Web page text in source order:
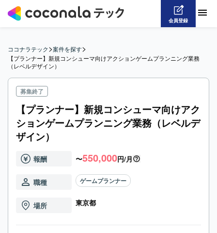
会員登録
ココナラテック>案件を探す>
【プランナー】新規コンシューマ向けアクションゲームプランニング業務
（レベルデザイン）
募集終了
【プランナー】新規コンシューマ向けアク
ションゲームプランニング業務（レベルデ
ザイン）
報酬 〜550,000円/月
職種 ゲームプランナー
場所 東京都